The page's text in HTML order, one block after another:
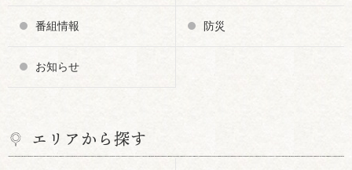
番組情報 防災
お知らせ
エリアから探す